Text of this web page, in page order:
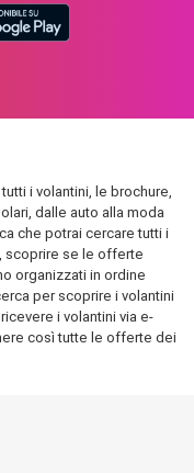
i volantini, le brochure,
dalle auto alla moda
che potrai cercare tutti i
scoprire se le offerte
organizzati in ordine
per scoprire i volantini
i volantini via e-
così tutte le offerte dei